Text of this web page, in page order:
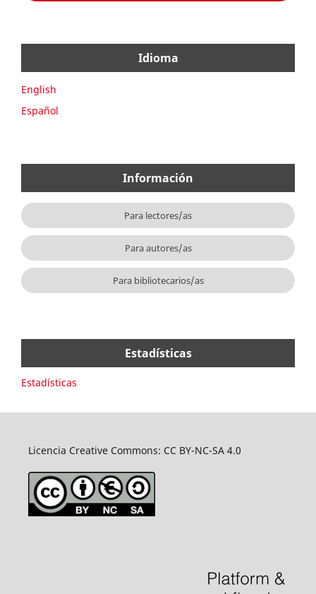
Idioma
English
Español
Información
Para lectores/as
Para autores/as
Para bibliotecarios/as
Estadísticas
Estadísticas
Licencia Creative Commons: CC BY-NC-SA 4.0